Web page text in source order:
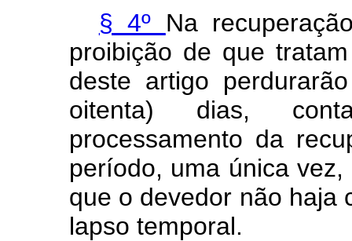
§ 4º Na
proibição de que
deste artigo
oitenta) dias,
processamento da
período, uma única
que o devedor não haja
lapso temporal.